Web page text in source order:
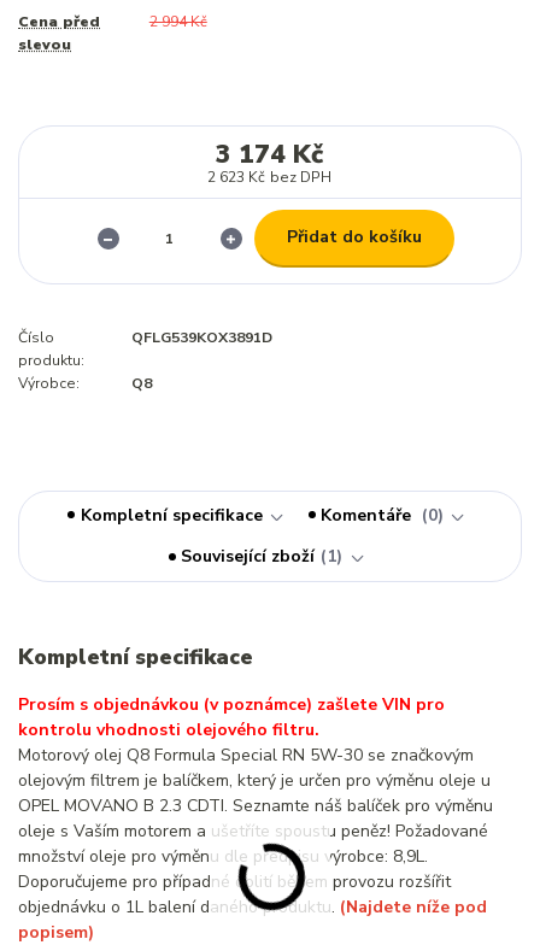
Cena před
slevou
2 994 Kč
3 174 Kč
2 623 Kč bez DPH
Přidat do košíku
Číslo
produktu:
QFLG539KOX3891D
Výrobce: Q8
Kompletní specifikace Komentáře
0
Související zboží
1
Kompletní specifikace
Prosím s objednávkou (v poznámce) zašlete VIN pro
kontrolu vhodnosti olejového filtru.
Motorový olej Q8 Formula Special RN 5W-30 se značkovým
olejovým filtrem je balíčkem, který je určen pro výměnu oleje u
OPEL MOVANO B 2.3 CDTI. Seznamte náš balíček pro výměnu
oleje s Vaším motorem a ušetříte spoustu peněz! Požadované
množství oleje pro výměnu dle předpisu výrobce: 8,9L.
Doporučujeme pro případné dolití během provozu rozšířit
objednávku o 1L balení daného produktu. (Najdete níže pod
popisem)